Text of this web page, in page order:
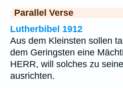
Parallel Verse
Lutherbibel 1912
Aus dem Kleinsten sollen
dem Geringsten eine
HERR, will solches zu
ausrichten.